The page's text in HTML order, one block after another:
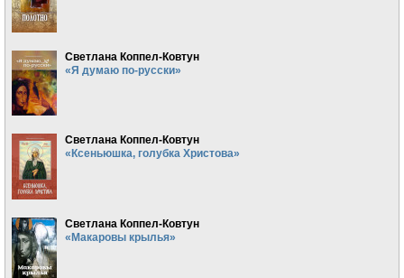
Светлана Коппел-Ковтун
«Я думаю по-русски»
Светлана Коппел-Ковтун
«Ксеньюшка, голубка Христова»
Светлана Коппел-Ковтун
«Макаровы крылья»